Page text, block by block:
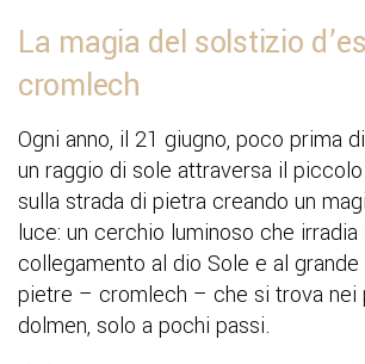
La magia del solstizio
cromlech
Ogni anno, il 21 giugno, poco prima
un raggio di sole attraversa il
sulla strada di pietra creando un
luce: un cerchio luminoso che irradia
collegamento al dio Sole e al
pietre – cromlech – che si trova nei
dolmen, solo a pochi passi.